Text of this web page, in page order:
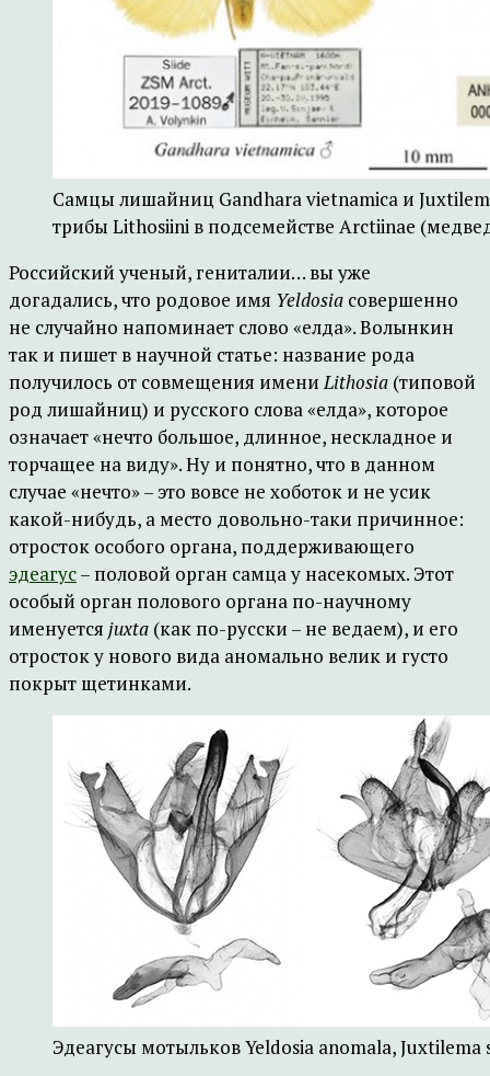
Самцы лишайниц Gandhara vietnamica и
трибы Lithosiini в подсемействе Arctiinae
Российский ученый, гениталии… вы уже
догадались, что родовое имя Yeldosia совершенно
не случайно напоминает слово «елда». Волынкин
так и пишет в научной статье: название рода
получилось от совмещения имениLithosia (типовой
род лишайниц) и русского слова «елда», которое
означает «нечто большое, длинное, нескладное и
торчащее на виду». Ну и понятно, что в данном
случае «нечто» – это вовсе не хоботок и не усик
какой-нибудь, а место довольно-таки причинное:
отросток особого органа, поддерживающего
эдеагус– половой орган самца у насекомых. Этот
особый орган полового органа по-научному
именуется juxta (как по-русски – не ведаем), и его
отросток у нового вида аномально велик и густо
покрыт щетинками.
Эдеагусы мотыльков Yeldosia anomala,